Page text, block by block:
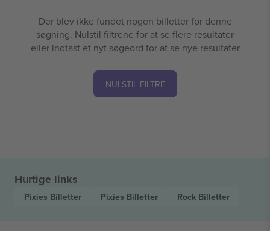
Der blev ikke fundet nogen billetter for denne
søgning. Nulstil filtrene for at se flere resultater
eller indtast et nyt søgeord for at se nye resultater
NULSTIL FILTRE
Hurtige links
Pixies Billetter Pixies Billetter Rock Billetter